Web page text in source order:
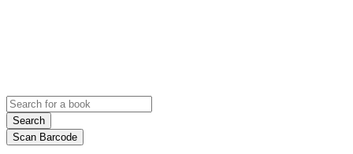
Search
Scan Barcode